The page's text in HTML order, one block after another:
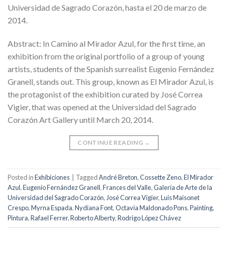
Universidad de Sagrado Corazón, hasta el 20 de marzo de
2014.
Abstract: In Camino al Mirador Azul, for the first time, an
exhibition from the original portfolio of a group of young
artists, students of the Spanish surrealist Eugenio Fernández
Granell, stands out. This group, known as El Mirador Azul, is
the protagonist of the exhibition curated by José Correa
Vigier, that was opened at the Universidad del Sagrado
Corazón Art Gallery until March 20, 2014.
CONTINUE READING →
Posted inExhibiciones TaggedAndré Breton,Cossette Zeno,El Mirador
Azul,Eugenio Fernández Granell,Frances del Valle,Galería de Arte de la
Universidad del Sagrado Corazón, José Correa Vigier,Luis Maisonet
Crespo,Myrna Espada,Nydiana Font,Octavia Maldonado Pons,Painting,
Pintura,Rafael Ferrer,Roberto Alberty,Rodrigo López Chávez